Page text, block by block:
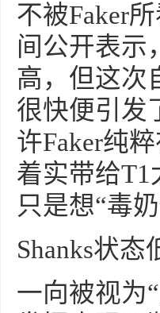
不被Faker
间公开表示
高，但这次
很快便引发
许Faker纯
着实带给T1
只是想“毒奶
Shanks状
一向被视为